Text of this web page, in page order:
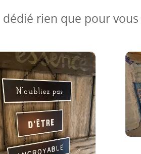
rien que pour vous